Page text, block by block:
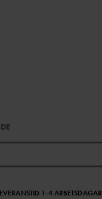
1-4 ARBETSDAGAR